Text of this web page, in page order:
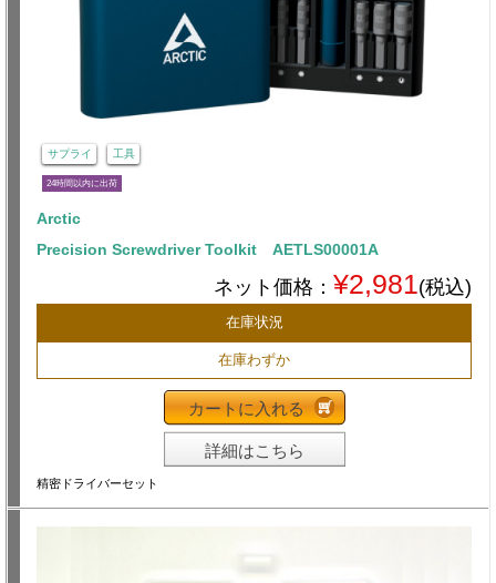
サプライ 工具
24時間以内に出荷
Arctic
Precision Screwdriver Toolkit AETLS00001A
ネット価格： ¥2,981(税込)
在庫状況
在庫わずか
カートに入れる
詳細はこちら
精密ドライバーセット